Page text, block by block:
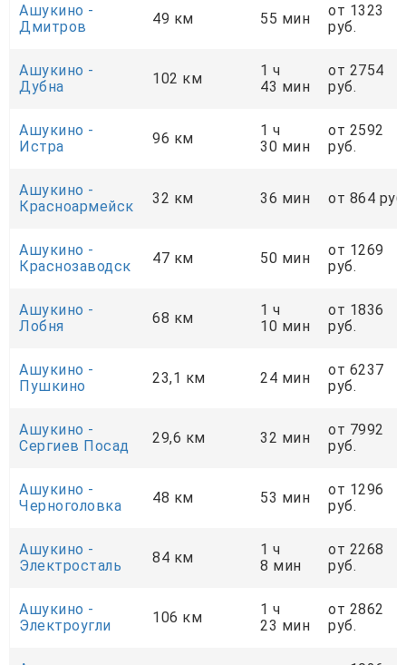
Ашукино -
Дмитров
49 км 55 мин
от 1323
руб.
Ашукино -
Дубна
102 км
1 ч
43 мин
от 2754
руб.
Ашукино -
Истра
96 км
1 ч
30 мин
от 2592
руб.
Ашукино -
Красноармейск
32 км 36 мин от 864
Ашукино -
Краснозаводск
47 км 50 мин
от 1269
руб.
Ашукино -
Лобня
68 км
1 ч
10 мин
от 1836
руб.
Ашукино -
Пушкино
23,1 км 24 мин
от 6237
руб.
Ашукино -
Сергиев Посад
29,6 км 32 мин
от 7992
руб.
Ашукино -
Черноголовка
48 км 53 мин
от 1296
руб.
Ашукино -
Электросталь
84 км
1 ч
8 мин
от 2268
руб.
Ашукино -
Электроугли
106 км
1 ч
23 мин
от 2862
руб.